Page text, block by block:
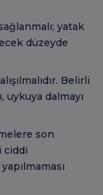
yatak
düzeyde
Belirli
uykuya dalmayı
son
ciddi